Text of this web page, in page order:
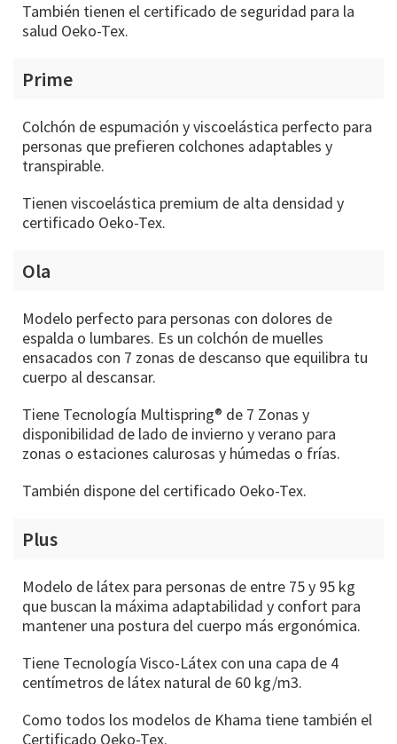
También tienen el certificado de seguridad para la
salud Oeko-Tex.
Prime
Colchón de espumación y viscoelástica perfecto para
personas que prefieren colchones adaptables y
transpirable.
Tienen viscoelástica premium de alta densidad y
certificado Oeko-Tex.
Ola
Modelo perfecto para personas con dolores de
espalda o lumbares. Es un colchón de muelles
ensacados con 7 zonas de descanso que equilibra tu
cuerpo al descansar.
Tiene Tecnología Multispring® de 7 Zonas y
disponibilidad de lado de invierno y verano para
zonas o estaciones calurosas y húmedas o frías.
También dispone del certificado Oeko-Tex.
Plus
Modelo de látex para personas de entre 75 y 95 kg
que buscan la máxima adaptabilidad y confort para
mantener una postura del cuerpo más ergonómica.
Tiene Tecnología Visco-Látex con una capa de 4
centímetros de látex natural de 60 kg/m3.
Como todos los modelos de Khama tiene también el
Certificado Oeko-Tex.